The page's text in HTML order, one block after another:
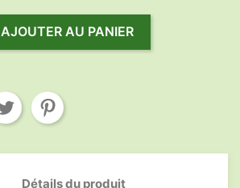
AJOUTER AU PANIER
Détails du produit